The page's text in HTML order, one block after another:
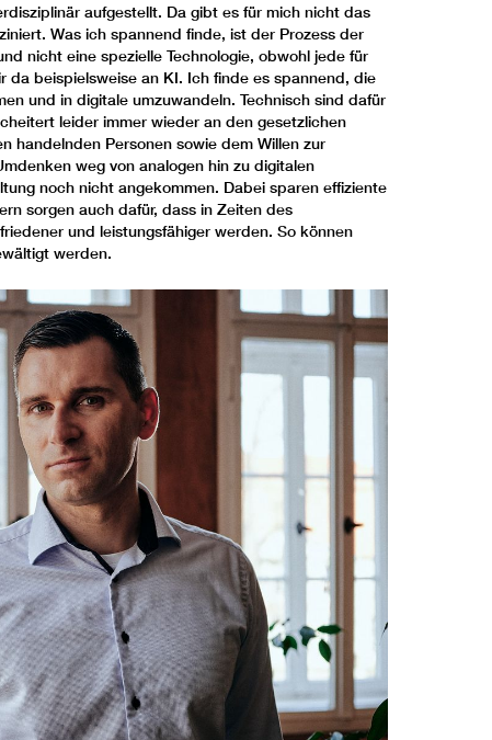
aufgestellt. Da gibt es für mich nicht das
Was ich spannend finde, ist der Prozess der
nicht eine spezielle Technologie, obwohl jede für
da beispielsweise an KI. Ich finde es spannend, die
und in digitale umzuwandeln. Technisch sind dafür
leider immer wieder an den gesetzlichen
handelnden Personen sowie dem Willen zur
weg von analogen hin zu digitalen
noch nicht angekommen. Dabei sparen effiziente
sorgen auch dafür, dass in Zeiten des
und leistungsfähiger werden. So können
werden.